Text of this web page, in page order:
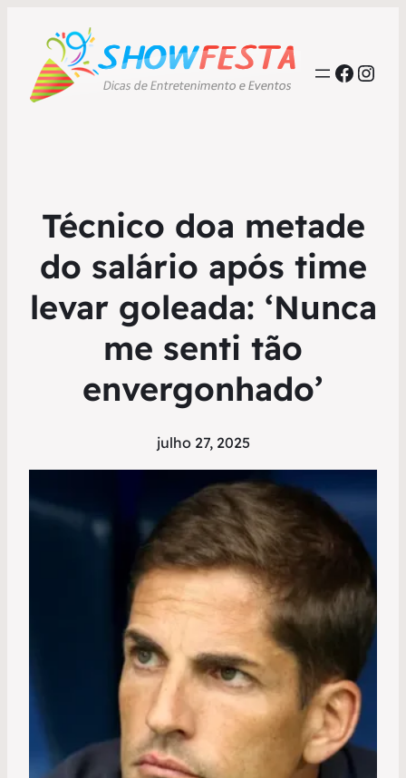
Técnico doa metade
do salário após time
levar goleada: ‘Nunca
me senti tão
envergonhado’
julho 27, 2025